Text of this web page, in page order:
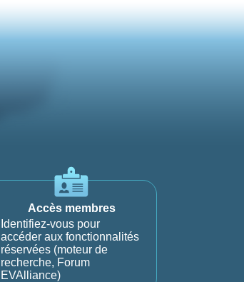
Accès membres
Identifiez-vous pour
accéder aux fonctionnalités
réservées (moteur de
recherche, Forum
EVAlliance)